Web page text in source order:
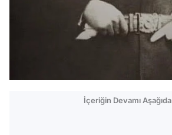
İçeriğin Devamı Aşağıda